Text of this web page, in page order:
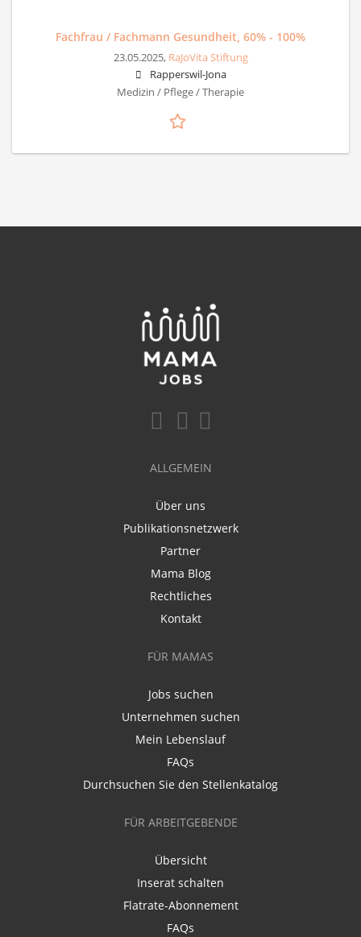
Fachfrau / Fachmann Gesundheit, 60% - 100%
23.05.2025, RaJoVita Stiftung
Rapperswil-Jona
Medizin / Pflege / Therapie
ALLGEMEIN
Über uns
Publikationsnetzwerk
Partner
Mama Blog
Rechtliches
Kontakt
FÜR MAMAS
Jobs suchen
Unternehmen suchen
Mein Lebenslauf
FAQs
Durchsuchen Sie den Stellenkatalog
FÜR ARBEITGEBENDE
Übersicht
Inserat schalten
Flatrate-Abonnement
FAQs